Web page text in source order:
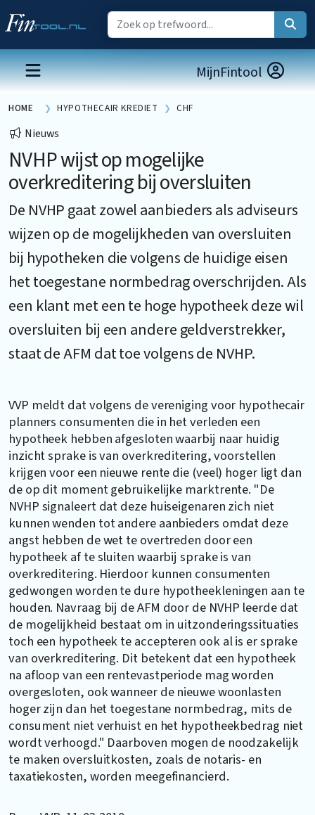
MijnFintool
HOME HYPOTHECAIR KREDIET CHF
Nieuws
NVHP wijst op mogelijke
overkreditering bij oversluiten
De NVHP gaat zowel aanbieders als adviseurs
wijzen op de mogelijkheden van oversluiten
bij hypotheken die volgens de huidige eisen
het toegestane normbedrag overschrijden. Als
een klant met een te hoge hypotheek deze wil
oversluiten bij een andere geldverstrekker,
staat de AFM dat toe volgens de NVHP.
VVP meldt dat volgens de vereniging voor hypothecair
planners consumenten die in het verleden een
hypotheek hebben afgesloten waarbij naar huidig
inzicht sprake is van overkreditering, voorstellen
krijgen voor een nieuwe rente die (veel) hoger ligt dan
de op dit moment gebruikelijke marktrente. "De
NVHP signaleert dat deze huiseigenaren zich niet
kunnen wenden tot andere aanbieders omdat deze
angst hebben de wet te overtreden door een
hypotheek af te sluiten waarbij sprake is van
overkreditering. Hierdoor kunnen consumenten
gedwongen worden te dure hypotheekleningen aan te
houden. Navraag bij de AFM door de NVHP leerde dat
de mogelijkheid bestaat om in uitzonderingssituaties
toch een hypotheek te accepteren ook al is er sprake
van overkreditering. Dit betekent dat een hypotheek
na afloop van een rentevastperiode mag worden
overgesloten, ook wanneer de nieuwe woonlasten
hoger zijn dan het toegestane normbedrag, mits de
consument niet verhuist en het hypotheekbedrag niet
wordt verhoogd." Daarboven mogen de noodzakelijk
te maken oversluitkosten, zoals de notaris- en
taxatiekosten, worden meegefinancierd.